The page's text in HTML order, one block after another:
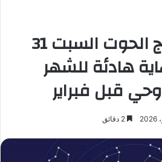
حظك اليوم برج الحوت السبت 31
نهاية هادئة للشهر
قبل فبراير